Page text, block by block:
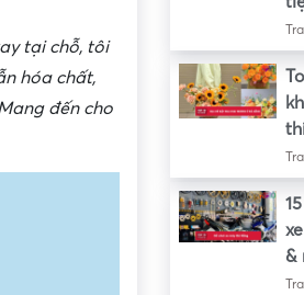
tại chỗ, tôi
hóa chất,
đến cho
&